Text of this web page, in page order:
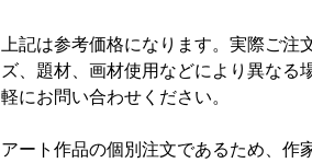
上記は参考価格になります。実際ご注
ズ、題材、画材使用などにより異なる
軽にお問い合わせください。
アート作品の個別注文であるため、作